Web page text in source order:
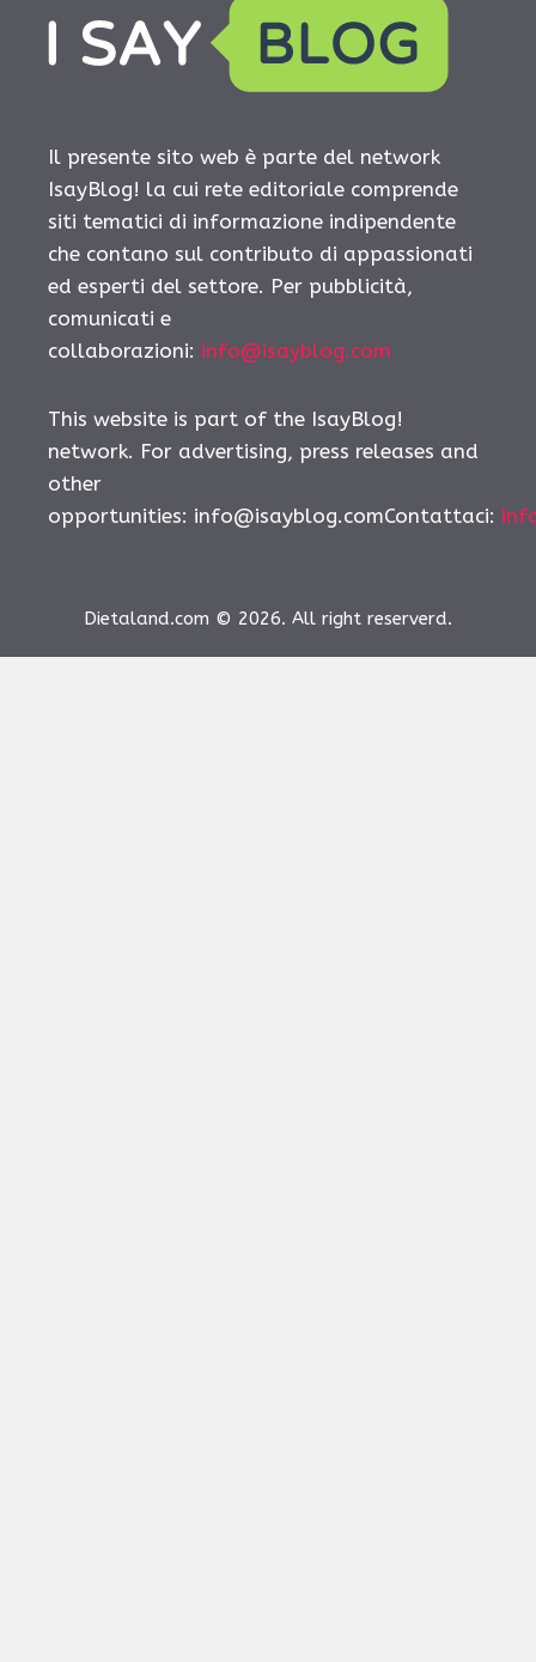
Il presente sito web è parte del network
IsayBlog! la cui rete editoriale comprende
siti tematici di informazione indipendente
che contano sul contributo di appassionati
ed esperti del settore. Per pubblicità,
comunicati e
collaborazioni: info@isayblog.com
This website is part of the IsayBlog!
network. For advertising, press releases and
other
opportunities: info@isayblog.comContattaci:
Dietaland.com © 2026. All right reserverd.